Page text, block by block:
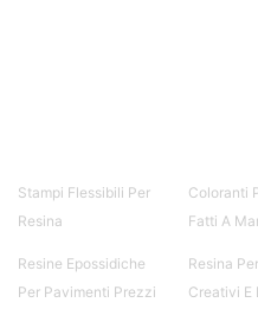
trasparente Pasta
Epossidica
epossidico Colle
significato Epossidico
Smalto epossidico
Stampi Flessibili Per
Resina
Coloranti
Fatti A
Resine Epossidiche
Per Pavimenti Prezzi
Resina
Creativi E